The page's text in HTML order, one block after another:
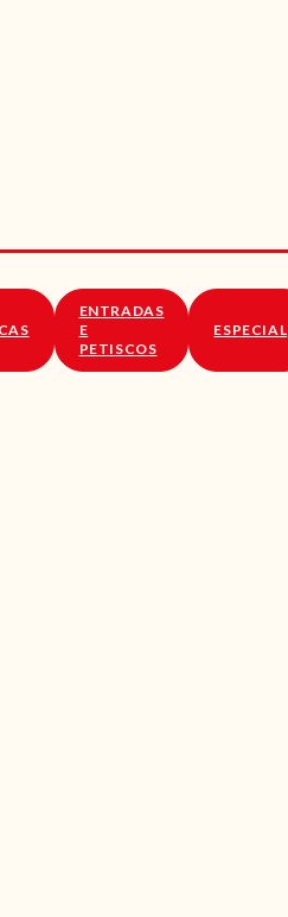
SOBRE NÓS
ENTRADAS
E
PETISCOS
ESPECIAL